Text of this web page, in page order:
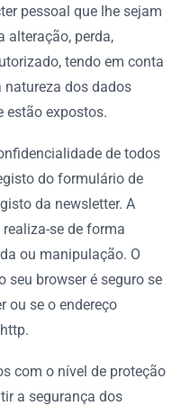
pessoal que lhe sejam
alteração, perda,
tendo em conta
dos dados
estão expostos.
de todos
do formulário de
da newsletter. A
se de forma
ou manipulação. O
seu browser é seguro se
ou se o endereço
com o nível de proteção
a segurança dos